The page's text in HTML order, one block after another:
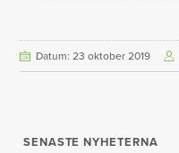
Datum: 23 oktober 2019
SENASTE NYHETERNA